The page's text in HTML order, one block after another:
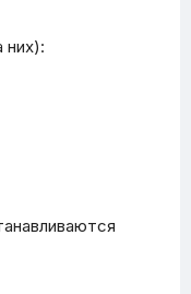
них):